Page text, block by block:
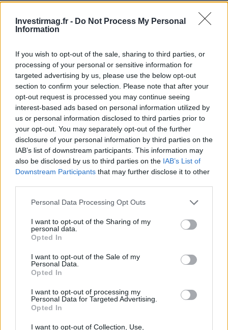
Investirmag.fr - Do Not Process My Personal
Information
If you wish to opt-out of the sale, sharing to third parties, or
processing of your personal or sensitive information for
targeted advertising by us, please use the below opt-out
section to confirm your selection. Please note that after your
opt-out request is processed you may continue seeing
interest-based ads based on personal information utilized by
us or personal information disclosed to third parties prior to
your opt-out. You may separately opt-out of the further
disclosure of your personal information by third parties on the
IAB’s list of downstream participants. This information may
also be disclosed by us to third parties on the IAB’s List of
Downstream Participants that may further disclose it to other
Please note that this website/app uses one or more Google
not limited to your visit or usage behaviour. You may click to
grant or deny consent to Google and its third-party tags to
use your data for below specified purposes in below Google
consent section.
Personal Data Processing Opt Outs
I want to opt-out of the Sharing of my
personal data.
Opted In
I want to opt-out of the Sale of my
Personal Data.
Opted In
I want to opt-out of processing my
Personal Data for Targeted Advertising.
Opted In
I want to opt-out of Collection, Use,
Continuez la lecture
Brent chute de 8,3 % : le pétrole en net repli malgré un or